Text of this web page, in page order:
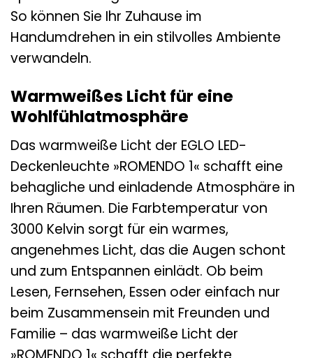
So können Sie Ihr Zuhause im
Handumdrehen in ein stilvolles Ambiente
verwandeln.
Warmweißes Licht für eine
Wohlfühlatmosphäre
Das warmweiße Licht der EGLO LED-
Deckenleuchte »ROMENDO 1« schafft eine
behagliche und einladende Atmosphäre in
Ihren Räumen. Die Farbtemperatur von
3000 Kelvin sorgt für ein warmes,
angenehmes Licht, das die Augen schont
und zum Entspannen einlädt. Ob beim
Lesen, Fernsehen, Essen oder einfach nur
beim Zusammensein mit Freunden und
Familie – das warmweiße Licht der